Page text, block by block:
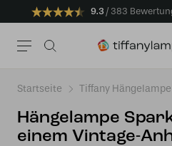
9.3 383
Startseite Tiffany Hängelampe
Hängelampe
einem Vintage-